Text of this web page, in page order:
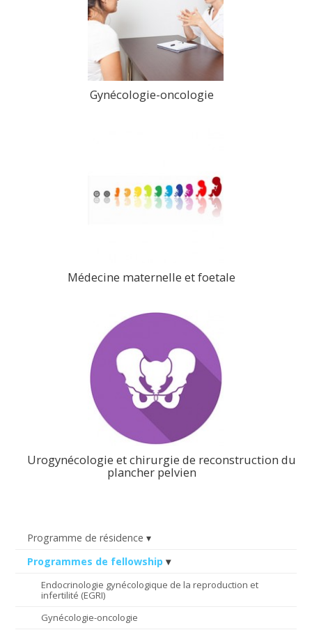
Programme de résidence
Programmes de fellowship
Endocrinologie gynécologique de la reproduction et
infertilité (EGRI)
Gynécologie-oncologie
Gynécologie-oncologie
Médecine maternelle et foetale
Urogynécologie et chirurgie de reconstruction du
plancher pelvien